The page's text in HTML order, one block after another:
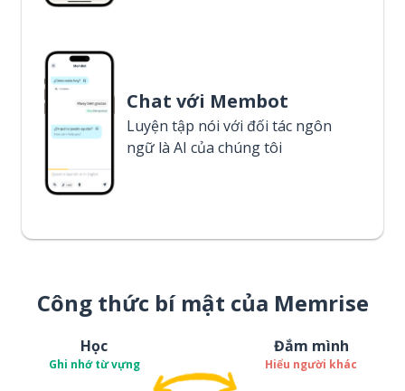
Chat với Membot
Luyện tập nói với đối tác ngôn
ngữ là AI của chúng tôi
Công thức bí mật của Memrise
Học
Ghi nhớ từ vựng
Đắm mình
Hiểu người khác